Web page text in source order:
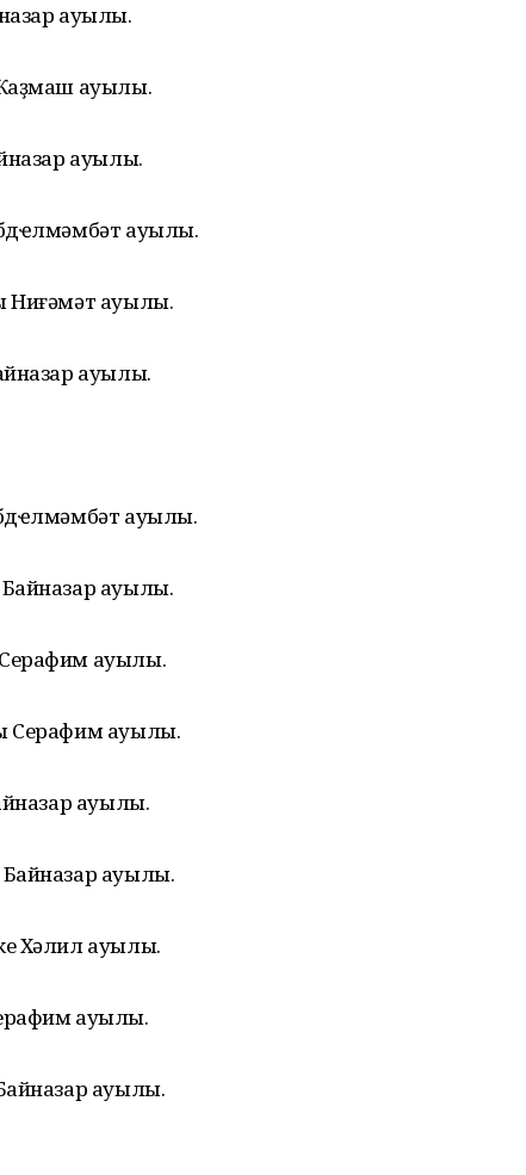
ауылы.
ауылы.
ауылы.
ауылы.
Ниғәмәт ауылы.
ауылы.
ауылы.
ауылы.
ауылы.
Серафим ауылы.
ауылы.
ауылы.
Хәлил ауылы.
ауылы.
ауылы.